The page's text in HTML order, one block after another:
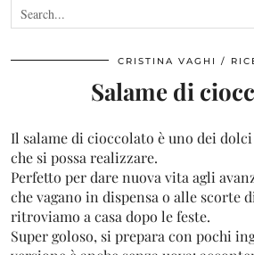
CRISTINA VAGHI
Salame di
Il salame di cioccolato è uno dei
che si possa realizzare.
Perfetto per dare nuova vita agli
che vagano in dispensa o alle scorte
ritroviamo a casa dopo le feste.
Super goloso, si prepara con pochi